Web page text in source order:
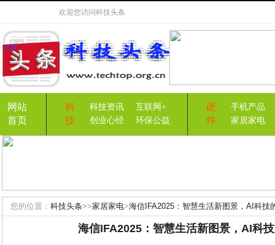
欢迎您访问科技头条
网站
首页
科
技
科技资讯
互联网+
创业心经
环保公益
硬
件
手机产品
家居家电
您的位置： 科技头条>>家居家电>海信IFA2025：智慧生活新图景，AI科技
海信IFA2025：智慧生活新图景，AI科